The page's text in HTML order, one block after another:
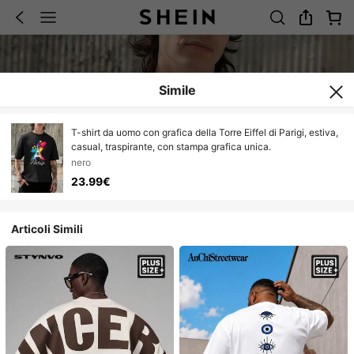
Simile
T-shirt da uomo con grafica della Torre Eiffel di Parigi, estiva,
casual, traspirante, con stampa grafica unica.
nero
23.99€
Articoli Simili